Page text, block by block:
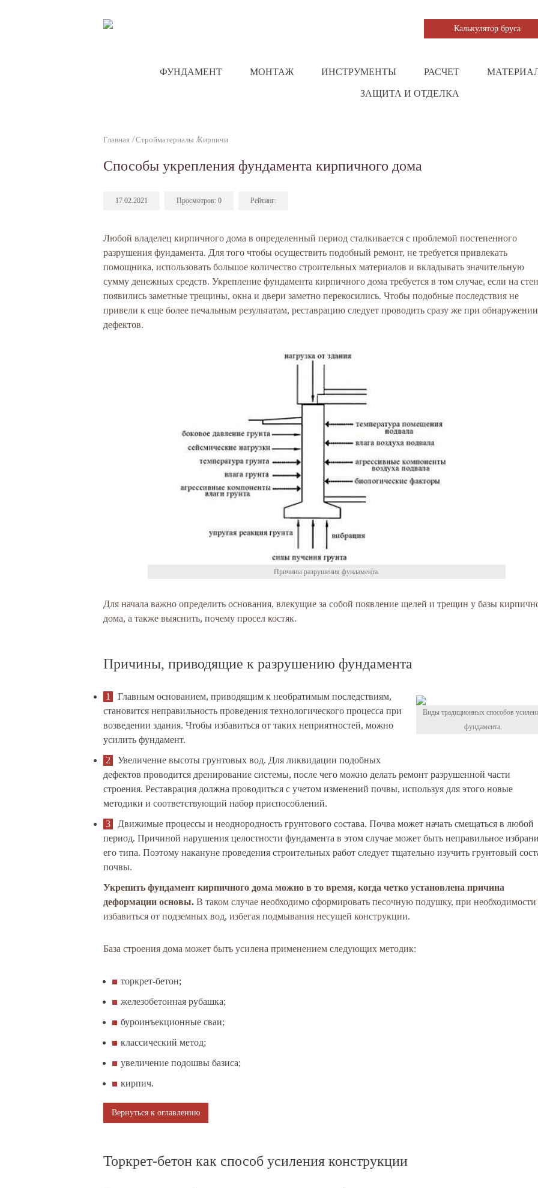
Калькулятор бруса
ФУНДАМЕНТ МОНТАЖ ИНСТРУМЕНТЫ РАСЧЕТ
ЗАЩИТА И ОТДЕЛКА
Главная Стройматериалы Кирпичи
Способы укрепления фундамента кирпичного дома
17.02.2021 Просмотров: 0 Рейтинг:
Любой владелец кирпичного дома в определенный период сталкивается с проблемой постепенного
разрушения фундамента. Для того чтобы осуществить подобный ремонт, не требуется привлекать
помощника, использовать большое количество строительных материалов и вкладывать значительную
сумму денежных средств. Укрепление фундамента кирпичного дома требуется в том случае, если на
появились заметные трещины, окна и двери заметно перекосились. Чтобы подобные последствия не
привели к еще более печальным результатам, реставрацию следует проводить сразу же при обнаружении
дефектов.
Причины разрушения фундамента.
Для начала важно определить основания, влекущие за собой появление щелей и трещин у базы
дома, а также выяснить, почему просел костяк.
Причины, приводящие к разрушению фундамента
Виды традиционных способов
фундамента.
Главным основанием, приводящим к необратимым последствиям,
становится неправильность проведения технологического процесса при
возведении здания. Чтобы избавиться от таких неприятностей, можно
усилить фундамент.
Увеличение высоты грунтовых вод. Для ликвидации подобных
дефектов проводится дренирование системы, после чего можно делать ремонт разрушенной части
строения. Реставрация должна проводиться с учетом изменений почвы, используя для этого новые
методики и соответствующий набор приспособлений.
Движимые процессы и неоднородность грунтового состава. Почва может начать смещаться в любой
период. Причиной нарушения целостности фундамента в этом случае может быть неправильное
его типа. Поэтому накануне проведения строительных работ следует тщательно изучить грунтовый
почвы.
Укрепить фундамент кирпичного дома можно в то время, когда четко установлена причина
деформации основы. В таком случае необходимо сформировать песочную подушку, при необходимости
избавиться от подземных вод, избегая подмывания несущей конструкции.
База строения дома может быть усилена применением следующих методик:
торкрет-бетон;
железобетонная рубашка;
буроинъекционные сваи;
классический метод;
увеличение подошвы базиса;
кирпич.
Вернуться к оглавлению
Торкрет-бетон как способ усиления конструкции